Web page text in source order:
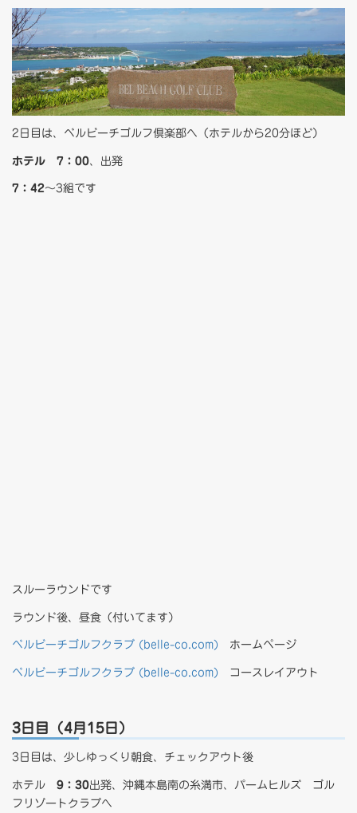
2日目は、ベルビーチゴルフ倶楽部へ（ホテルから20分ほど）
ホテル 7：00、出発
7：42～3組です
スルーラウンドです
ラウンド後、昼食（付いてます）
ベルビーチゴルフクラブ (belle-co.com) ホームページ
ベルビーチゴルフクラブ (belle-co.com) コースレイアウト
3日目（4月15日）
3日目は、少しゆっくり朝食、チェックアウト後
ホテル 9：30出発、沖縄本島南の糸満市、パームヒルズ ゴル
フリゾートクラブへ